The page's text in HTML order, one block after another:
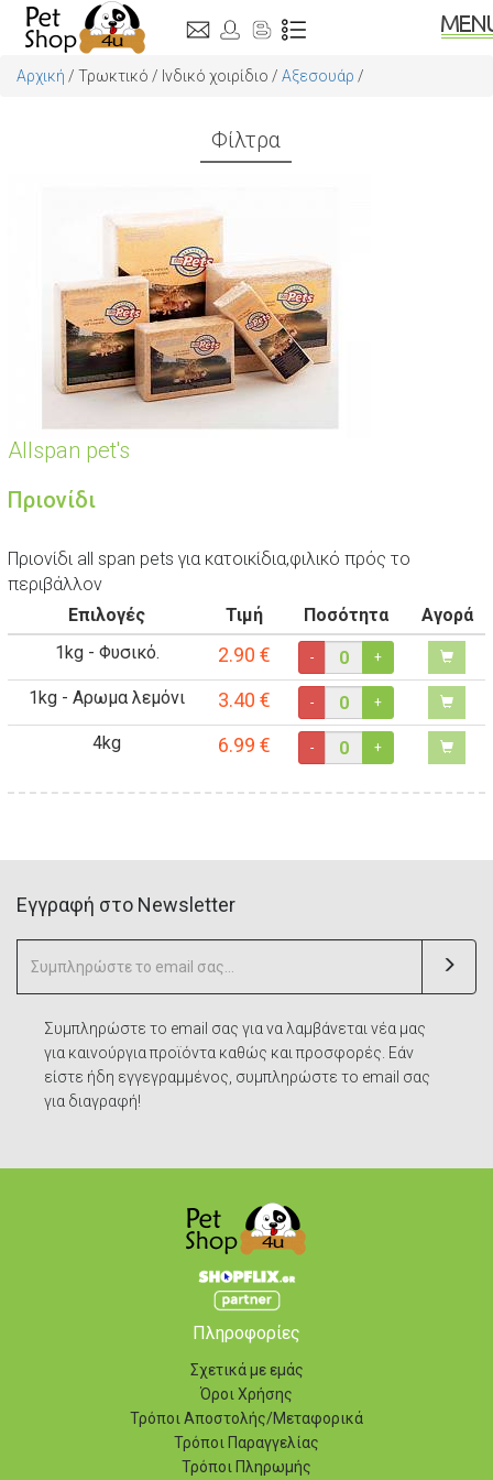
Αρχική / Τρωκτικό / Ινδικό χοιρίδιο / Αξεσουάρ /
Φίλτρα
Αllspan pet's
Πριονίδι
Πριονίδι all span pets για κατοικίδια,φιλικό πρός το
περιβάλλον
Επιλογές
Τιμή Ποσότητα
Αγορά
1kg - Φυσικό.
2.90€ - +
1kg - Αρωμα λεμόνι 3.40€ - +
4kg 6.99€ - +
Eγγραφή στο Newsletter
Συμπληρώστε το email σας για να λαμβάνεται νέα μας
για καινούργια προϊόντα καθώς και προσφορές. Εάν
είστε ήδη εγγεγραμμένος, συμπληρώστε το email σας
για διαγραφή!
Πληροφορίες
Σχετικά με εμάς
Όροι Χρήσης
Τρόποι Αποστολής/Μεταφορικά
Τρόποι Παραγγελίας
Τρόποι Πληρωμής